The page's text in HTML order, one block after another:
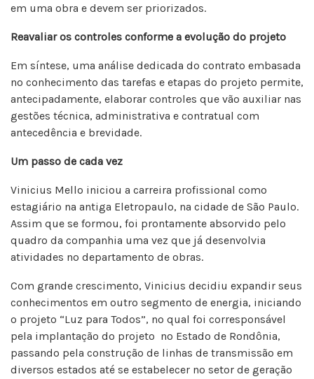
em uma obra e devem ser priorizados.
Reavaliar os controles conforme a evolução do projeto
Em síntese, uma análise dedicada do contrato embasada
no conhecimento das tarefas e etapas do projeto permite,
antecipadamente, elaborar controles que vão auxiliar nas
gestões técnica, administrativa e contratual com
antecedência e brevidade.
Um passo de cada vez
Vinicius Mello iniciou a carreira profissional como
estagiário na antiga Eletropaulo, na cidade de São Paulo.
Assim que se formou, foi prontamente absorvido pelo
quadro da companhia uma vez que já desenvolvia
atividades no departamento de obras.
Com grande crescimento, Vinicius decidiu expandir seus
conhecimentos em outro segmento de energia, iniciando
o projeto “Luz para Todos”, no qual foi corresponsável
pela implantação do projeto no Estado de Rondônia,
passando pela construção de linhas de transmissão em
diversos estados até se estabelecer no setor de geração